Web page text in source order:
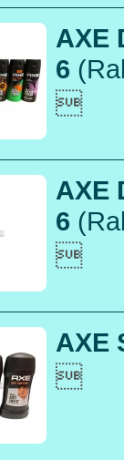
AXE
6

AXE
6

AXE
